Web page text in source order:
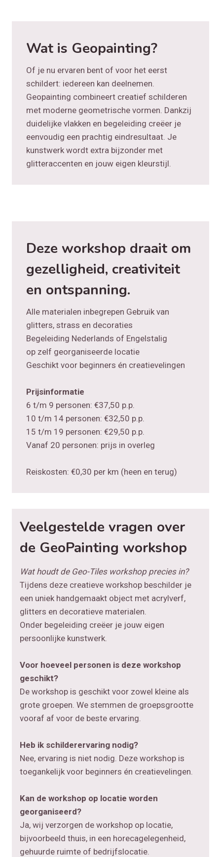
Wat is Geopainting?
Of je nu ervaren bent of voor het eerst
schildert: iedereen kan deelnemen.
Geopainting combineert creatief schilderen
met moderne geometrische vormen. Dankzij
duidelijke vlakken en begeleiding creëer je
eenvoudig een prachtig eindresultaat. Je
kunstwerk wordt extra bijzonder met
glitteraccenten en jouw eigen kleurstijl.
Deze workshop draait om
gezelligheid, creativiteit
en ontspanning.
Alle materialen inbegrepen Gebruik van
glitters, strass en decoraties
Begeleiding Nederlands of Engelstalig
op zelf georganiseerde locatie
Geschikt voor beginners én creatievelingen
Prijsinformatie
6 t/m 9 personen: €37,50 p.p.
10 t/m 14 personen: €32,50 p.p.
15 t/m 19 personen: €29,50 p.p.
Vanaf 20 personen: prijs in overleg
Reiskosten: €0,30 per km (heen en terug)
Veelgestelde vragen over
de GeoPainting workshop
Wat houdt de Geo-Tiles workshop precies in?
Tijdens deze creatieve workshop beschilder je
een uniek handgemaakt object met acrylverf,
glitters en decoratieve materialen.
Onder begeleiding creëer je jouw eigen
persoonlijke kunstwerk.
Voor hoeveel personen is deze workshop
geschikt?
De workshop is geschikt voor zowel kleine als
grote groepen. We stemmen de groepsgrootte
vooraf af voor de beste ervaring.
Heb ik schilderervaring nodig?
Nee, ervaring is niet nodig. Deze workshop is
toegankelijk voor beginners én creatievelingen.
Kan de workshop op locatie worden
georganiseerd?
Ja, wij verzorgen de workshop op locatie,
bijvoorbeeld thuis, in een horecagelegenheid,
gehuurde ruimte of bedrijfslocatie.